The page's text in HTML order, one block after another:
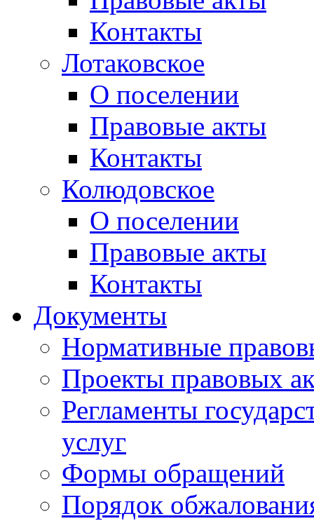
Контакты
Лотаковское
О поселении
Правовые акты
Контакты
Колюдовское
О поселении
Правовые акты
Контакты
Документы
Нормативные
Проекты правовых
Регламенты
услуг
Формы обращений
Порядок